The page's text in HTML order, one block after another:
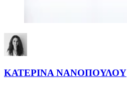
ΚΑΤΕΡΙΝΑ ΝΑΝΟΠΟΥΛΟΥ